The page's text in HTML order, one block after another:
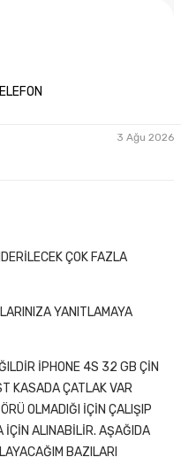
3 Ağu 2026
ÇOK FAZLA
YANITLAMAYA
İPHONE 4S 32 GB ÇİN
KASADA ÇATLAK VAR
OLMADIĞI İÇİN ÇALIŞIP
İÇİN ALINABİLİR. AŞAĞIDA
BAZILARI